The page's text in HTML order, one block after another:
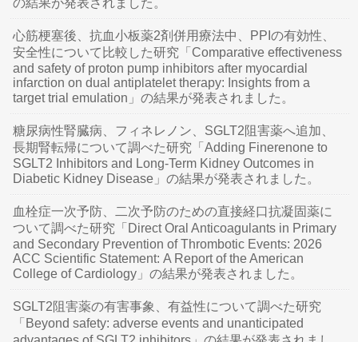
の結果が発表されました。
心筋梗塞後、抗血小板薬2剤併用療法中、PPIの有効性、
安全性について比較した研究「Comparative effectiveness
and safety of proton pump inhibitors after myocardial
infarction on dual antiplatelet therapy: Insights from a
target trial emulation」の結果が発表されました。
糖尿病性腎臓病、フィネレノン、SGLT2阻害薬へ追加、
長期腎転帰について調べた研究「Adding Finerenone to
SGLT2 Inhibitors and Long-Term Kidney Outcomes in
Diabetic Kidney Disease」の結果が発表されました。
血栓症一次予防、二次予防のための直接経口抗凝固薬に
ついて調べた研究「Direct Oral Anticoagulants in Primary
and Secondary Prevention of Thrombotic Events: 2026
ACC Scientific Statement: A Report of the American
College of Cardiology」の結果が発表されました。
SGLT2阻害薬の有害事象、有益性について調べた研究
「Beyond safety: adverse events and unanticipated